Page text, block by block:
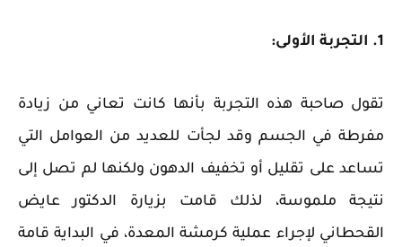
1. التجربة الأولى:
تقول صاحبة هذه التجربة بأنها كانت تعاني من زيادة
مفرطة في الجسم وقد لجأت للعديد من العوامل التي
تساعد على تقليل أو تخفيف الدهون ولكنها لم تصل إلى
نتيجة ملموسة، لذلك قامت بزيارة الدكتور عايض
القحطاني لإجراء عملية كرمشة المعدة، في البداية قامة